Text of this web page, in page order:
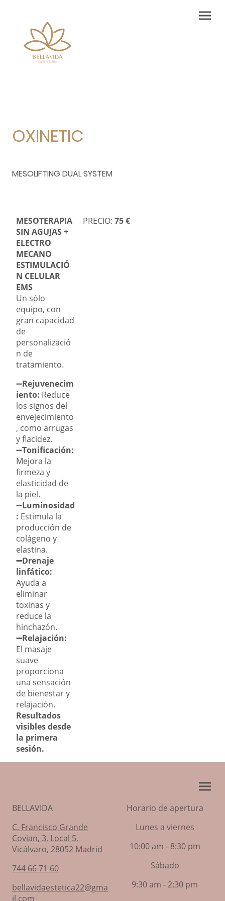
OXINETIC
MESOLIFTING DUAL SYSTEM
MESOTERAPIA
SIN AGUJAS +
ELECTRO
MECANO
ESTIMULACIÓ
N CELULAR
EMS
Un sólo
equipo, con
gran capacidad
de
personalizació
n de
tratamiento.
➖Rejuvenecim
iento: Reduce
los signos del
envejecimiento
, como arrugas
y flacidez.
➖Tonificación:
Mejora la
firmeza y
elasticidad de
la piel.
➖Luminosidad
: Estimula la
producción de
colágeno y
elastina.
➖Drenaje
linfático:
Ayuda a
eliminar
toxinas y
reduce la
hinchazón.
➖Relajación:
El masaje
suave
proporciona
una sensación
de bienestar y
relajación.
Resultados
visibles desde
la primera
sesión.
PRECIO:75 €
BELLAVIDA
C. Francisco Grande
Covian, 3, Local 5,
Vicálvaro, 28052 Madrid
744 66 71 60
bellavidaestetica22@gma
il.com
Horario de apertura
Lunes a viernes
10:00 am - 8:30 pm
Sábado
9:30 am - 2:30 pm